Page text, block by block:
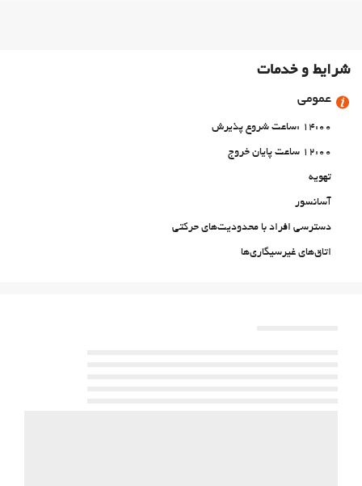
شرایط و خدمات
عمومی
14:00 :ساعت شروع پذیرش
12:00 ساعت پایان خروج
تهویه
آسانسور
دسترسی افراد با محدودیت‌های حرکتی
اتاق‌های غیرسیگاری‌ها